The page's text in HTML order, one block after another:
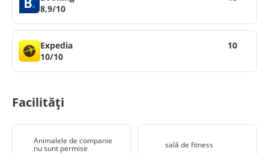
8,9/10
Expedia
10/10
10
Facilități
Animalele de companie
nu sunt permise sală de fitness